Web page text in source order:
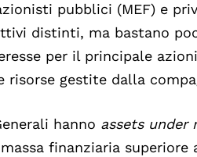
pubblici (MEF) e
distinti, ma bastano
per il principale
risorse gestite dalla
hanno assets under
finanziaria